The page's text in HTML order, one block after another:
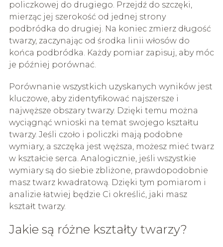
policzkowej do drugiego. Przejdź do szczęki,
mierząc jej szerokość od jednej strony
podbródka do drugiej. Na koniec zmierz długość
twarzy, zaczynając od środka linii włosów do
końca podbródka. Każdy pomiar zapisuj, aby móc
je później porównać.
Porównanie wszystkich uzyskanych wyników jest
kluczowe, aby zidentyfikować najszersze i
najwęższe obszary twarzy. Dzięki temu można
wyciągnąć wnioski na temat swojego kształtu
twarzy. Jeśli czoło i policzki mają podobne
wymiary, a szczęka jest węższa, możesz mieć twarz
w kształcie serca. Analogicznie, jeśli wszystkie
wymiary są do siebie zbliżone, prawdopodobnie
masz twarz kwadratową. Dzięki tym pomiarom i
analizie łatwiej będzie Ci określić, jaki masz
kształt twarzy.
Jakie są różne kształty twarzy?